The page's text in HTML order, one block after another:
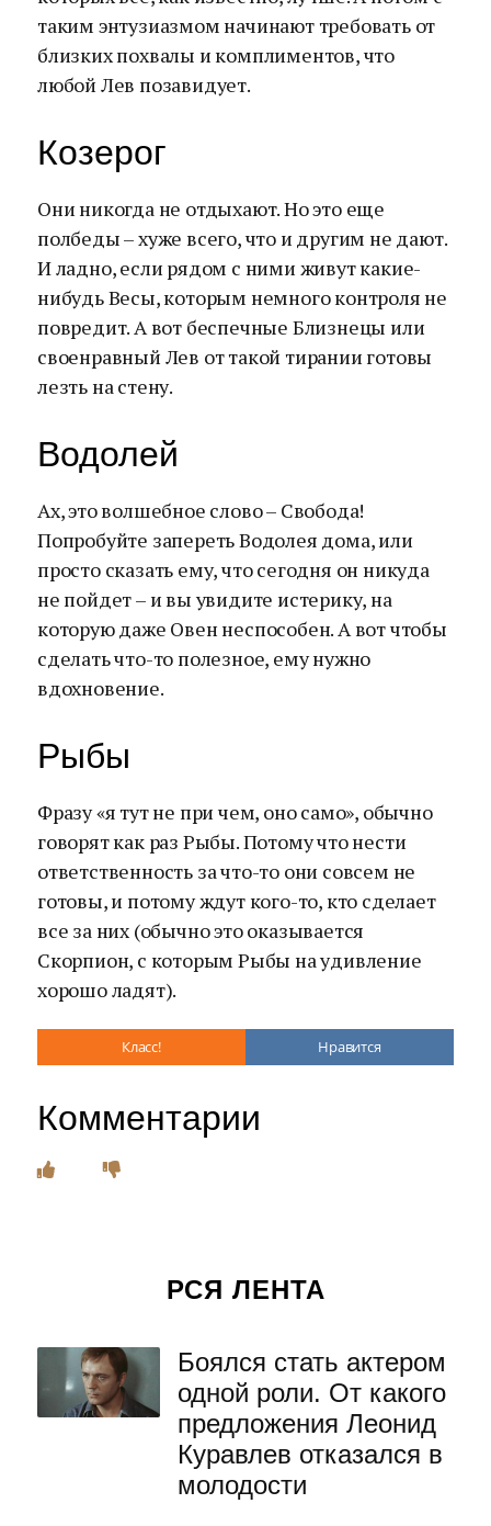
таким энтузиазмом начинают требовать от
близких похвалы и комплиментов, что
любой Лев позавидует.
Козерог
Они никогда не отдыхают. Но это еще
полбеды – хуже всего, что и другим не дают.
И ладно, если рядом с ними живут какие-
нибудь Весы, которым немного контроля не
повредит. А вот беспечные Близнецы или
своенравный Лев от такой тирании готовы
лезть на стену.
Водолей
Ах, это волшебное слово – Свобода!
Попробуйте запереть Водолея дома, или
просто сказать ему, что сегодня он никуда
не пойдет – и вы увидите истерику, на
которую даже Овен неспособен. А вот чтобы
сделать что-то полезное, ему нужно
вдохновение.
Рыбы
Фразу «я тут не при чем, оно само», обычно
говорят как раз Рыбы. Потому что нести
ответственность за что-то они совсем не
готовы, и потому ждут кого-то, кто сделает
все за них (обычно это оказывается
Скорпион, с которым Рыбы на удивление
хорошо ладят).
Класс! Нравится
Комментарии
РСЯ ЛЕНТА
Боялся стать актером
одной роли. От какого
предложения Леонид
Куравлев отказался в
молодости